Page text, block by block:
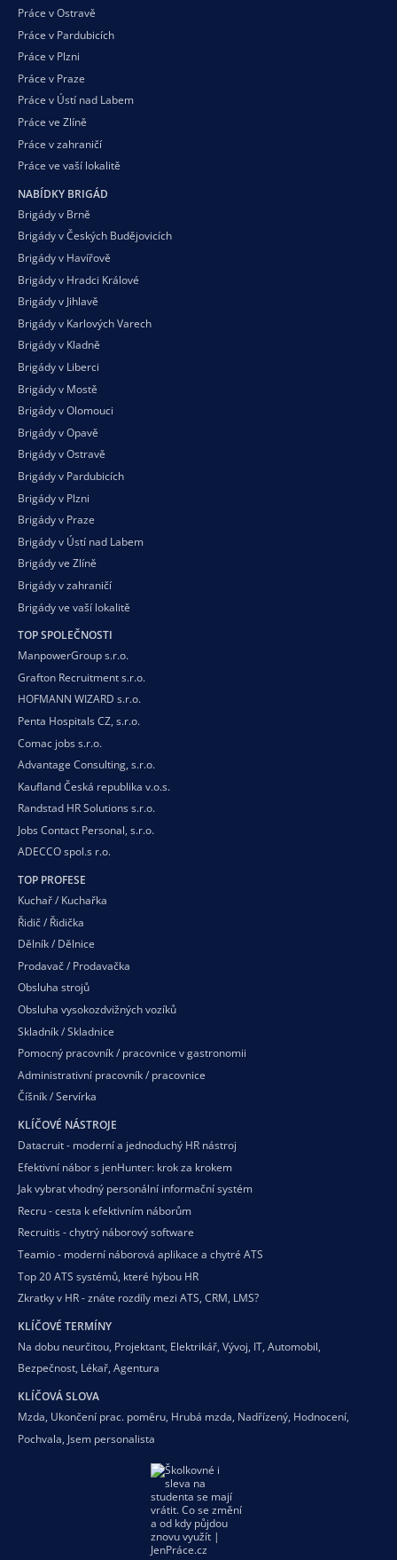
Práce v Ostravě
Práce v Pardubicích
Práce v Plzni
Práce v Praze
Práce v Ústí nad Labem
Práce ve Zlíně
Práce v zahraničí
Práce ve vaší lokalitě
NABÍDKY BRIGÁD
Brigády v Brně
Brigády v Českých Budějovicích
Brigády v Havířově
Brigády v Hradci Králové
Brigády v Jihlavě
Brigády v Karlových Varech
Brigády v Kladně
Brigády v Liberci
Brigády v Mostě
Brigády v Olomouci
Brigády v Opavě
Brigády v Ostravě
Brigády v Pardubicích
Brigády v Plzni
Brigády v Praze
Brigády v Ústí nad Labem
Brigády ve Zlíně
Brigády v zahraničí
Brigády ve vaší lokalitě
TOP SPOLEČNOSTI
ManpowerGroup s.r.o.
Grafton Recruitment s.r.o.
HOFMANN WIZARD s.r.o.
Penta Hospitals CZ, s.r.o.
Comac jobs s.r.o.
Advantage Consulting, s.r.o.
Kaufland Česká republika v.o.s.
Randstad HR Solutions s.r.o.
Jobs Contact Personal, s.r.o.
ADECCO spol.s r.o.
TOP PROFESE
Kuchař / Kuchařka
Řidič / Řidička
Dělník / Dělnice
Prodavač / Prodavačka
Obsluha strojů
Obsluha vysokozdvižných vozíků
Skladník / Skladnice
Pomocný pracovník / pracovnice v gastronomii
Administrativní pracovník / pracovnice
Číšník / Servírka
KLÍČOVÉ NÁSTROJE
Datacruit - moderní a jednoduchý HR nástroj
Efektivní nábor s jenHunter: krok za krokem
Jak vybrat vhodný personální informační systém
Recru - cesta k efektivním náborům
Recruitis - chytrý náborový software
Teamio - moderní náborová aplikace a chytré ATS
Top 20 ATS systémů, které hýbou HR
Zkratky v HR - znáte rozdíly mezi ATS, CRM, LMS?
KLÍČOVÉ TERMÍNY
Na dobu neurčitou, Projektant, Elektrikář, Vývoj, IT, Automobil,
Bezpečnost, Lékař, Agentura
KLÍČOVÁ SLOVA
Mzda, Ukončení prac. poměru, Hrubá mzda, Nadřízený, Hodnocení,
Pochvala, Jsem personalista